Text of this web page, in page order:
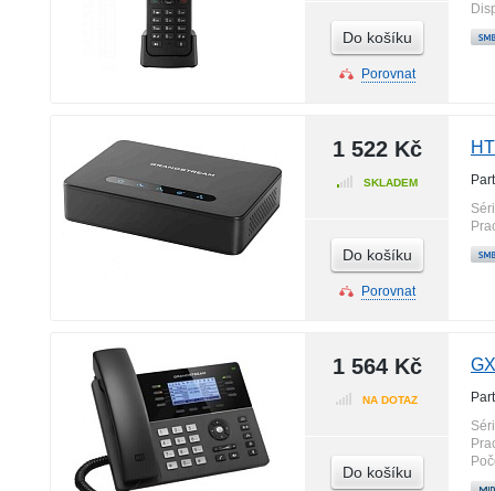
Do košíku
Porovnat
1 522 Kč
SKLADEM
Do košíku
Porovnat
1 564 Kč
NA DOTAZ
Do košíku